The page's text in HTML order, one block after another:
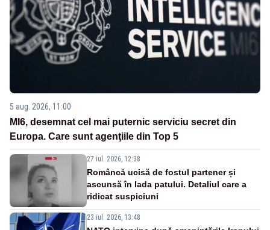
5 aug. 2026, 11:00
MI6, desemnat cel mai puternic serviciu secret din
Europa. Care sunt agenţiile din Top 5
27 iul. 2026, 12:38
Româncă ucisă de fostul partener și
ascunsă în lada patului. Detaliul care a
ridicat suspiciuni
23 iul. 2026, 13:48